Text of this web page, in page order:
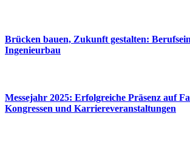
Brücken bauen, Zukunft gestalten:
Ingenieurbau
Messejahr 2025: Erfolgreiche Präsenz auf
Kongressen und Karriereveranstaltungen